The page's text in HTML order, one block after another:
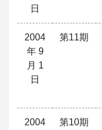
日
2004
年 9
月 1
日
第11期
2004
第10期